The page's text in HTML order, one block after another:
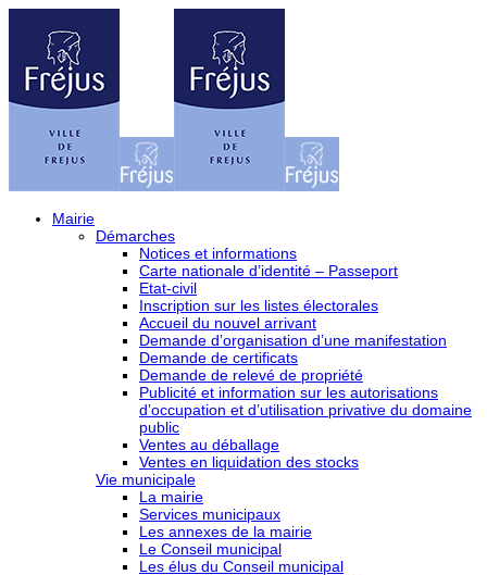
Mairie
Démarches
Notices et informations
Carte nationale d’identité – Passeport
Etat-civil
Inscription sur les listes électorales
Accueil du nouvel arrivant
Demande d’organisation d’une manifestation
Demande de certificats
Demande de relevé de propriété
Publicité et information sur les autorisations
d’occupation et d’utilisation privative du domaine
public
Ventes au déballage
Ventes en liquidation des stocks
Vie municipale
La mairie
Services municipaux
Les annexes de la mairie
Le Conseil municipal
Les élus du Conseil municipal